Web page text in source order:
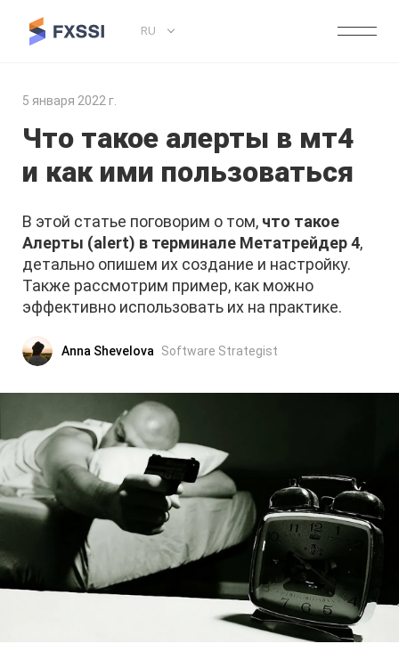
RU
5 января 2022 г.
Что такое алерты в мт4
и как ими пользоваться
В этой статье поговорим о том, что такое
Алерты (alert) в терминале Метатрейдер 4,
детально опишем их создание и настройку.
Также рассмотрим пример, как можно
эффективно использовать их на практике.
Anna Shevelova Software Strategist